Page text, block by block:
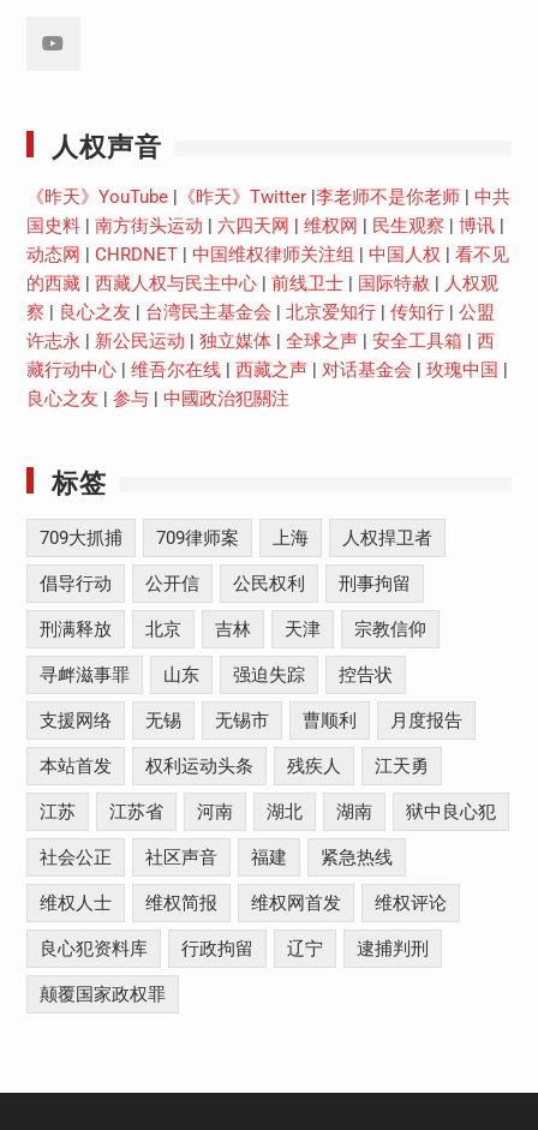
人权声音
《昨天》YouTube| 《昨天》Twitter| 李老师不是你老师| 中共
国史料| 南方街头运动 六四天网 维权网 民生观察 博讯|
动态网
CHRDNET| 中国维权律师关注组 中国人权
看不见
的西藏| 西藏人权与民主中心| 前线卫士| 国际特赦
人权观
察
良心之友 台湾民主基金会 北京爱知行| 传知行| 公盟
许志永
新公民运动 独立媒体| 全球之声| 安全工具箱
西
藏行动中心| 维吾尔在线| 西藏之声| 对话基金会 玫瑰中国
良心之友
参与| 中國政治犯關注
标签
709大抓捕 709律师案 上海 人权捍卫者
倡导行动 公开信 公民权利 刑事拘留
刑满释放 北京 吉林 天津 宗教信仰
寻衅滋事罪 山东 强迫失踪 控告状
支援网络 无锡 无锡市 曹顺利 月度报告
本站首发 权利运动头条 残疾人 江天勇
江苏 江苏省 河南 湖北 湖南 狱中良心犯
社会公正 社区声音 福建 紧急热线
维权人士 维权简报 维权网首发 维权评论
良心犯资料库 行政拘留 辽宁 逮捕判刑
颠覆国家政权罪